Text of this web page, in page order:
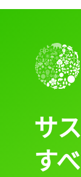
サ
す